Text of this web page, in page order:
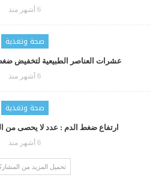
6 أشهر منذ
صحة وتغذية
عشرات العناصر الطبيعية لتخفيض
6 أشهر منذ
صحة وتغذية
ارتفاع ضغط الدم : عدد لا يحصى من
6 أشهر منذ
تحميل المزيد من